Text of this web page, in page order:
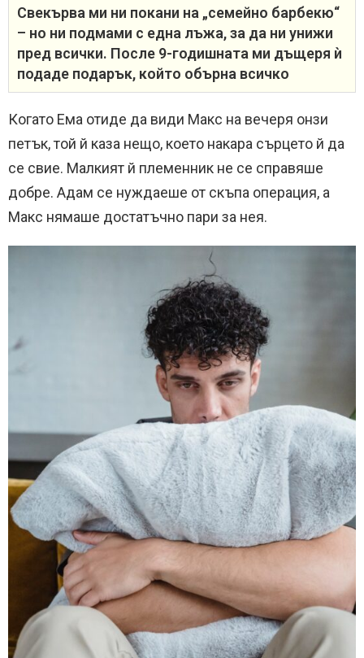
Свекърва ми ни покани на „семейно барбекю“
– но ни подмами с една лъжа, за да ни унижи
пред всички. После 9-годишната ми дъщеря ѝ
подаде подарък, който обърна всичко
Когато Ема отиде да види Макс на вечеря онзи
петък, той й каза нещо, което накара сърцето й да
се свие. Малкият й племенник не се справяше
добре. Адам се нуждаеше от скъпа операция, а
Макс нямаше достатъчно пари за нея.